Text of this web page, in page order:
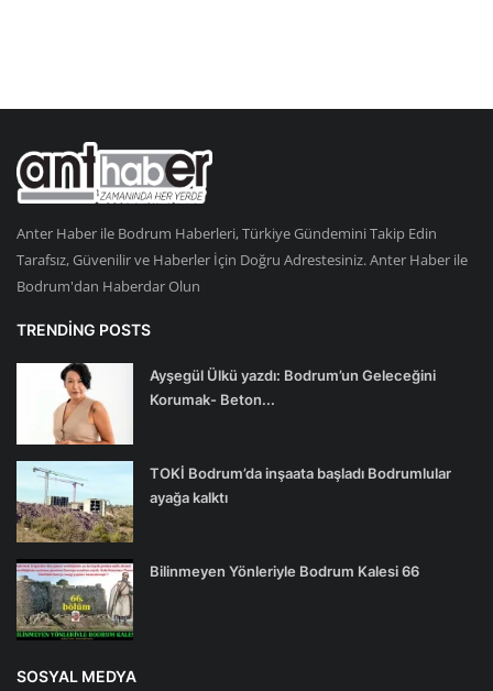
Anter Haber ile Bodrum Haberleri, Türkiye Gündemini Takip Edin
Tarafsız, Güvenilir ve Haberler İçin Doğru Adrestesiniz. Anter Haber ile
Bodrum'dan Haberdar Olun
TRENDING POSTS
Ayşegül Ülkü yazdı: Bodrum’un Geleceğini
Korumak- Beton...
TOKİ Bodrum’da inşaata başladı Bodrumlular
ayağa kalktı
Bilinmeyen Yönleriyle Bodrum Kalesi 66
SOSYAL MEDYA